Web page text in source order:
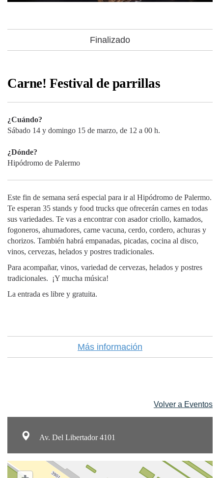
Finalizado
Carne! Festival de parrillas
¿Cuándo?
Sábado 14 y domingo 15 de marzo, de 12 a 00 h.
¿Dónde?
Hipódromo de Palermo
Este fin de semana será especial para ir al Hipódromo de Palermo.
Te esperan 35 stands y food trucks que ofrecerán carnes en todas
sus variedades. Te vas a encontrar con asador criollo, kamados,
fogoneros, ahumadores, carne vacuna, cerdo, cordero, achuras y
chorizos. También habrá empanadas, picadas, cocina al disco,
vinos, cervezas, helados y postres tradicionales.
Para acompañar, vinos, variedad de cervezas, helados y postres
tradicionales. ¡Y mucha música!
La entrada es libre y gratuita.
Más información
Volver a Eventos
Av. Del Libertador 4101